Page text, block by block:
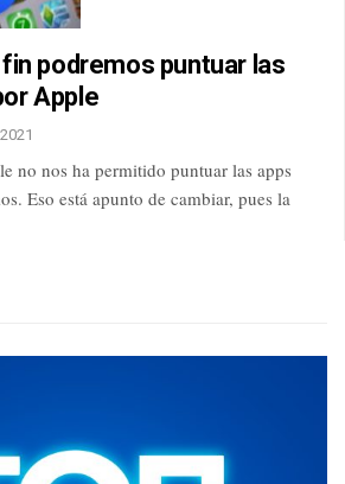
podremos puntuar las
Apple
no nos ha permitido puntuar las apps
Eso está apunto de cambiar, pues la